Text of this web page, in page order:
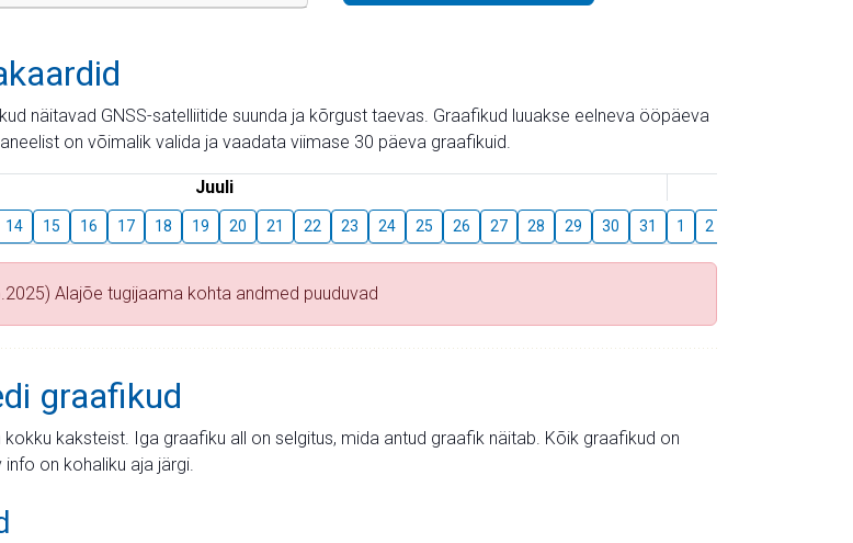
näitavad GNSS-satelliitide suunda ja kõrgust taevas. Graafikud luuakse eelneva ööpäeva
on võimalik valida ja vaadata viimase 30 päeva graafikuid.
Juuli
14 15 16 17 18 19 20 21 22 23 24 25 26 27 28 29 30 31 1 2
Alajõe tugijaama kohta andmed puuduvad
graafikud
kaksteist. Iga graafiku all on selgitus, mida antud graafik näitab. Kõik graafikud on
on kohaliku aja järgi.